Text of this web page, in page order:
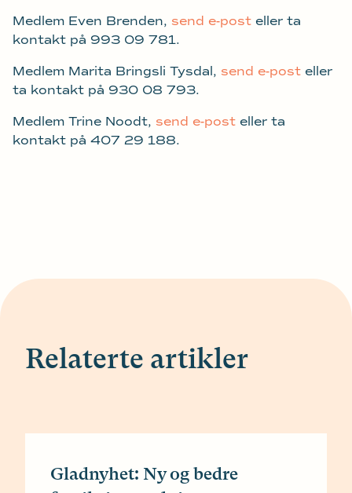
Medlem Even Brenden, send e-post eller ta
kontakt på 993 09 781.
Medlem Marita Bringsli Tysdal, send e-post eller
ta kontakt på 930 08 793.
Medlem Trine Noodt, send e-post eller ta
kontakt på 407 29 188.
Relaterte artikler
Gladnyhet: Ny og bedre